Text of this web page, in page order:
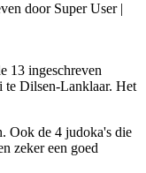
door Super User|
13 ingeschreven
te Dilsen-Lanklaar. Het
Ook de 4 judoka's die
zeker een goed